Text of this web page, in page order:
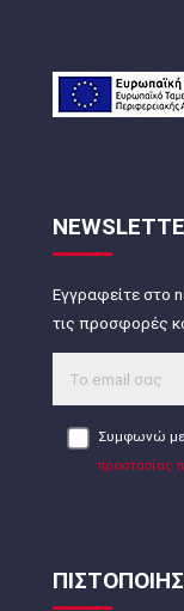
Εγγραφείτε στο
τις προσφορές
Συμφωνώ
προστασίας